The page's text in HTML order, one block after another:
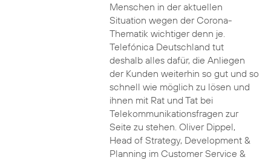
Menschen in der aktuellen
Situation wegen der Corona-
Thematik wichtiger denn je.
Telefónica Deutschland tut
deshalb alles dafür, die Anliegen
der Kunden weiterhin so gut und so
schnell wie möglich zu lösen und
ihnen mit Rat und Tat bei
Telekommunikationsfragen zur
Seite zu stehen. Oliver Dippel,
Head of Strategy, Development &
Planning im Customer Service &